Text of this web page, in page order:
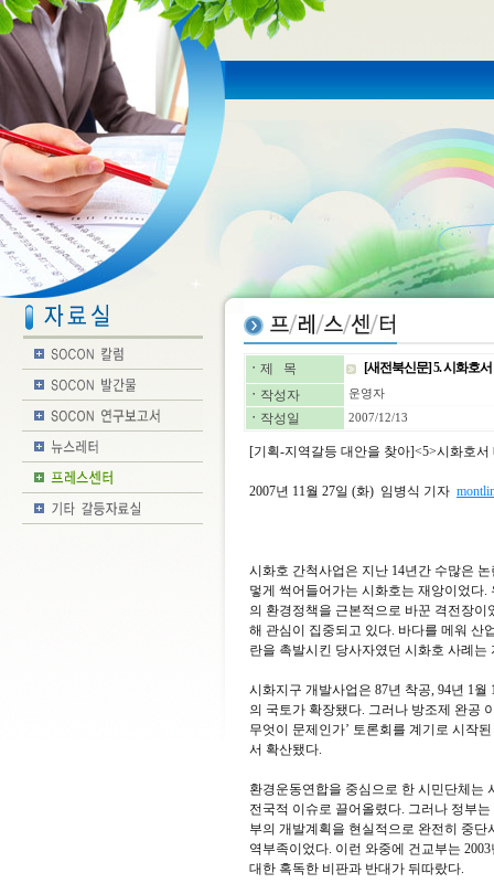
ㆍ 제 목
[새전북신문] 5. 시화호
ㆍ 작성자 운영자
ㆍ 작성일 2007/12/13
[기획-지역갈등 대안을 찾아]<5>시화호
2007년 11월 27일 (화) 임병식 기자
시화호 간척사업은 지난 14년간 수많은
멓게 썩어들어가는 시화호는 재앙이었다
의 환경정책을 근본적으로 바꾼 격전장
해 관심이 집중되고 있다. 바다를 메워 산
란을 촉발시킨 당사자였던 시화호 사례
시화지구 개발사업은 87년 착공, 94년 1
의 국토가 확장됐다. 그러나 방조제 완공
무엇이 문제인가’ 토론회를 계기로 시작
서 확산됐다.
환경운동연합을 중심으로 한 시민단체는
전국적 이슈로 끌어올렸다. 그러나 정부
부의 개발계획을 현실적으로 완전히 중
역부족이었다. 이런 와중에 건교부는
대한 혹독한 비판과 반대가 뒤따랐다.